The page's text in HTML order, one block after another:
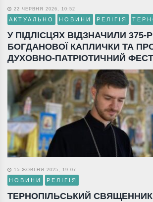
22 ЧЕРВНЯ 2026, 10:52
АКТУАЛЬНО НОВИНИ РЕЛІГІЯ
У ПІДЛІСЦЯХ ВІДЗНАЧИЛИ 375-
БОГДАНОВОЇ КАПЛИЧКИ ТА
ДУХОВНО-ПАТРІОТИЧНИЙ
15 ЖОВТНЯ 2025, 19:07
НОВИНИ РЕЛІГІЯ
ТЕРНОПІЛЬСЬКИЙ